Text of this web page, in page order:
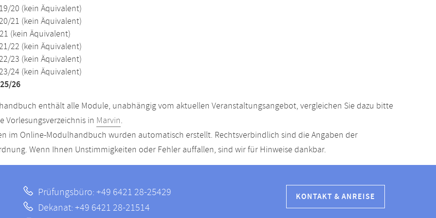
20 (kein Äquivalent)
21 (kein Äquivalent)
(kein Äquivalent)
22 (kein Äquivalent)
23 (kein Äquivalent)
24 (kein Äquivalent)
26
enthält alle Module, unabhängig vom aktuellen Veranstaltungsangebot, vergleichen Sie dazu bitte
Vorlesungsverzeichnis in Marvin.
im Online-Modulhandbuch wurden automatisch erstellt. Rechtsverbindlich sind die Angaben der
Wenn Ihnen Unstimmigkeiten oder Fehler auffallen, sind wir für Hinweise dankbar.
Prüfungsbüro: +49 6421 28-25429
Dekanat: +49 6421 28-21514
KONTAKT & ANREISE